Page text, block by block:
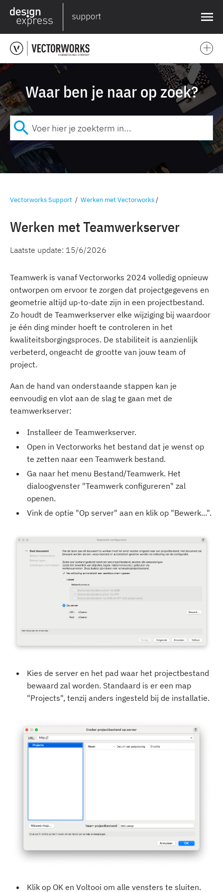
❌
Waar ben je naar op zoek?
Vectorworks Support / Werken met Vectorworks/
Werken met Teamwerkserver
Laatste update: 15/6/2026
Teamwerk is vanaf Vectorworks 2024 volledig opnieuw
ontworpen om ervoor te zorgen dat projectgegevens en
geometrie altijd up-to-date zijn in een projectbestand.
Zo houdt de Teamwerkserver elke wijziging bij waardoor
je één ding minder hoeft te controleren in het
kwaliteitsborgingsproces. De stabiliteit is aanzienlijk
verbeterd, ongeacht de grootte van jouw team of
project.
Aan de hand van onderstaande stappen kan je
eenvoudig en vlot aan de slag te gaan met de
teamwerkserver:
Installeer de Teamwerkserver.
Open in Vectorworks het bestand dat je wenst op
te zetten naar een Teamwerk bestand.
Ga naar het menu Bestand/Teamwerk. Het
dialoogvenster "Teamwerk configureren" zal
openen.
Vink de optie "Op server" aan en klik op "Bewerk...".
Kies de server en het pad waar het projectbestand
bewaard zal worden. Standaard is er een map
"Projects", tenzij anders ingesteld bij de installatie.
Klik op OK en Voltooi om alle vensters te sluiten.